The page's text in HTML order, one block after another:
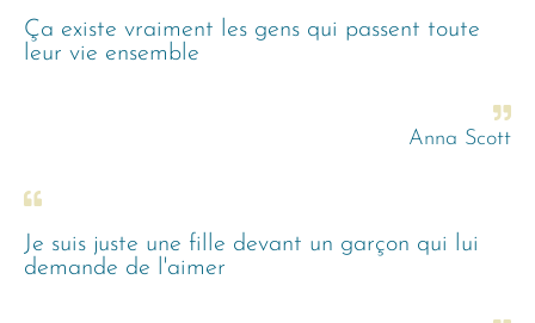
Ça existe vraiment les gens qui passent toute
leur vie ensemble
Anna Scott
Je suis juste une fille devant un garçon qui lui
demande de l'aimer